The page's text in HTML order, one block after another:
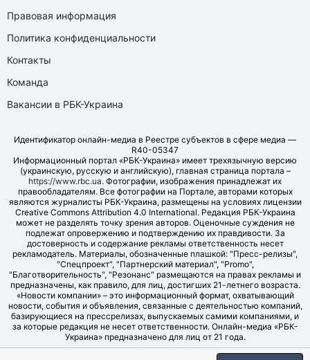
Правовая информация
Политика конфиденциальности
Контакты
Команда
Вакансии в РБК-Украина
Идентификатор онлайн-медиа в Реестре субъектов в сфере медиа —
R40-05347
Информационный портал «РБК-Украина» имеет трехязычную версию
(украинскую, русскую и английскую), главная страница портала –
https://www.rbc.ua. Фотографии, изображения принадлежат их
правообладателям. Все фотографии на Портале, авторами которых
являются журналисты РБК-Украина, размещены на условиях лицензии
Creative Commons Attribution 4.0 International. Редакция РБК-Украина
может не разделять точку зрения авторов. Оценочные суждения не
подлежат опровержению и подтверждению их правдивости. За
достоверность и содержание рекламы ответственность несет
рекламодатель. Материалы, обозначенные плашкой: "Пресс-релизы",
"Спецпроект", "Партнерский материал", "Promo",
"Благотворительность", "Резонанс" размещаются на правах рекламы и
предназначены, как правило, для лиц, достигших 21-летнего возраста.
«Новости компании» – это информационный формат, охватывающий
новости, события и объявления, связанные с деятельностью компаний,
базирующиеся на прессрелизах, выпускаемых самими компаниями, и
за которые редакция не несет ответственности. Онлайн-медиа «РБК-
Украина» предназначено для лиц от 21 года.
© LLC "UBT MEDIA", 2006-2026.